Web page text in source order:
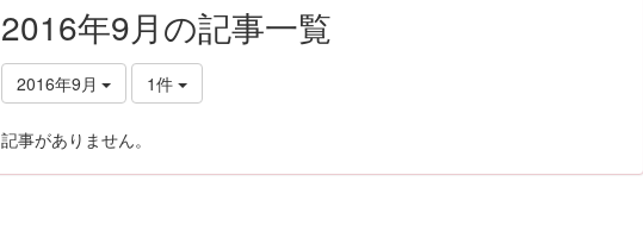
2016年9月の記事一覧
2016年9月 1件
記事がありません。